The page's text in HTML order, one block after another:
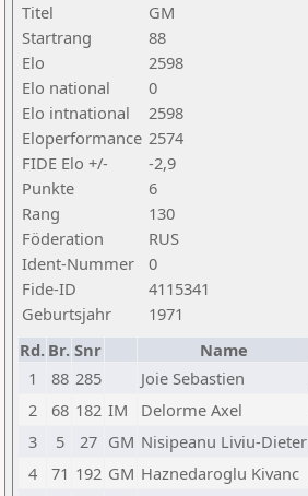
Titel
GM
Startrang
88
Elo
2598
Elo national
0
Elo intnational
2598
Eloperformance 2574
FIDE Elo +/-
-2,9
Punkte
6
Rang
130
Föderation
RUS
Ident-Nummer
0
Fide-ID
4115341
Geburtsjahr
1971
Rd. Br. Snr Name
1
88 285 Joie Sebastien
2
68 182 IM Delorme Axel
3
5 27 GM Nisipeanu Liviu-Dieter
4
71 192 GM Haznedaroglu Kivanc